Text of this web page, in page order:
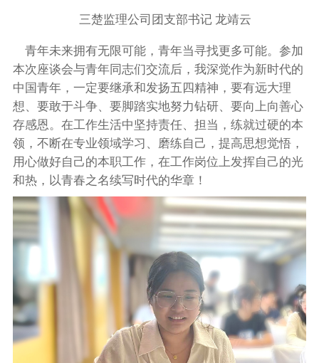
三楚监理公司团支部书记 龙靖云
青年未来拥有无限可能，青年当寻找更多可能。参加
本次座谈会与青年同志们交流后，我深觉作为新时代的
中国青年，一定要继承和发扬五四精神，要有远大理
想、要敢于斗争、要脚踏实地努力钻研、要向上向善心
存感恩。在工作生活中坚持责任、担当，练就过硬的本
领，不断在专业领域学习、磨练自己，提高思想觉悟，
用心做好自己的本职工作，在工作岗位上发挥自己的光
和热，以青春之名续写时代的华章！